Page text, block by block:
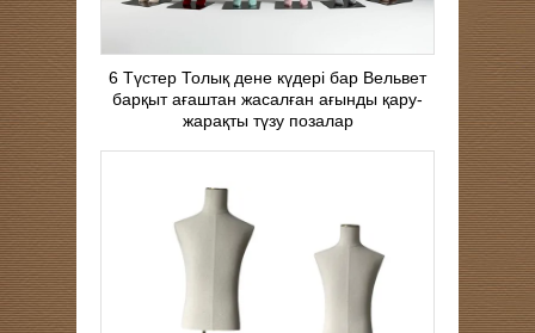
6 Түстер Толық дене күдері бар Вельвет
барқыт ағаштан жасалған ағынды қару-
жарақты түзу позалар